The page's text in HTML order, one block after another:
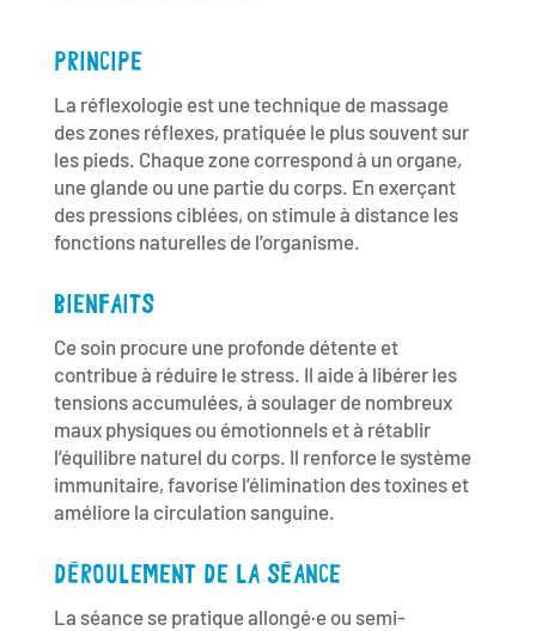
PRINCIPE
La réflexologie est une technique de massage
des zones réflexes, pratiquée le plus souvent sur
les pieds. Chaque zone correspond à un organe,
une glande ou une partie du corps. En exerçant
des pressions ciblées, on stimule à distance les
fonctions naturelles de l’organisme.
BIENFAITS
Ce soin procure une profonde détente et
contribue à réduire le stress. Il aide à libérer les
tensions accumulées, à soulager de nombreux
maux physiques ou émotionnels et à rétablir
l’équilibre naturel du corps. Il renforce le système
immunitaire, favorise l’élimination des toxines et
améliore la circulation sanguine.
DÉROULEMENT DE LA SÉANCE
La séance se pratique allongé·e ou semi-